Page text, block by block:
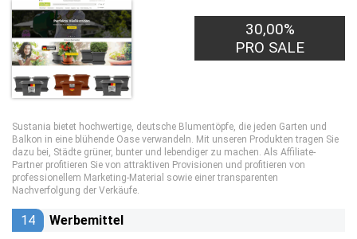
30,00%
PRO SALE
Sustania bietet hochwertige, deutsche Blumentöpfe, die jeden Garten und
Balkon in eine blühende Oase verwandeln. Mit unseren Produkten tragen Sie
dazu bei, Städte grüner, bunter und lebendiger zu machen. Als Affiliate-
Partner profitieren Sie von attraktiven Provisionen und profitieren von
professionellem Marketing-Material sowie einer transparenten
Nachverfolgung der Verkäufe.
14 Werbemittel